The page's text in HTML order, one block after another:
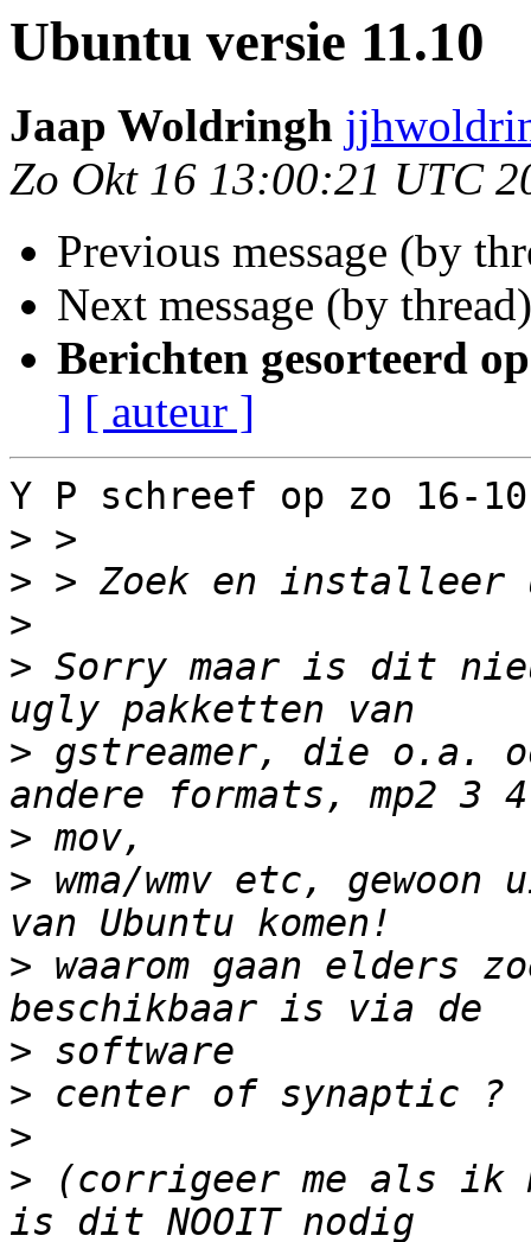
Ubuntu versie 11.10
Jaap Woldringh
Zo Okt 16 13:00:21 UTC
Previous message (by
Next message (by
Berichten gesorteerd
] [ auteur ]
Y P schreef op zo 16-
>
>
>
> Sorry maar is dit
> gstreamer, die o.a.
>
> wma/wmv etc,
> waarom gaan elders
>
>
>
> (corrigeer me als ik